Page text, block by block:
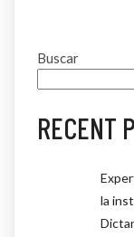
Buscar
RECENT
la